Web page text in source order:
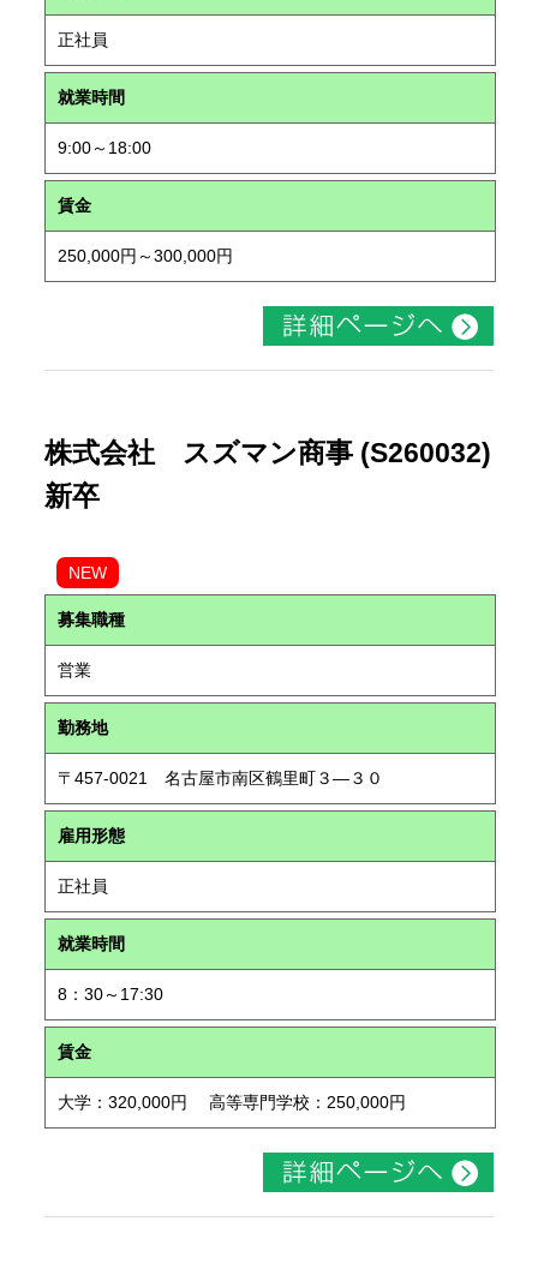
正社員
就業時間
9:00～18:00
賃金
250,000円～300,000円
株式会社 スズマン商事 (S260032)
新卒
NEW
募集職種
営業
勤務地
〒457-0021 名古屋市南区鶴里町３―３０
雇用形態
正社員
就業時間
8：30～17:30
賃金
大学：320,000円 高等専門学校：250,000円